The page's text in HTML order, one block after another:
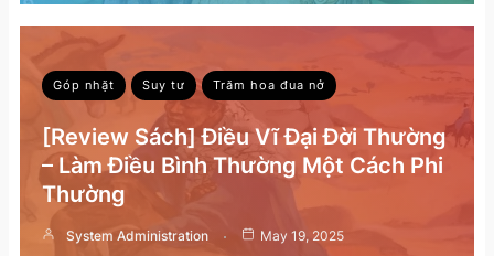
Góp nhặt Suy tư Trăm hoa đua nở
[Review Sách] Điều Vĩ Đại Đời Thường
– Làm Điều Bình Thường Một Cách Phi
Thường
System Administration May 19, 2025